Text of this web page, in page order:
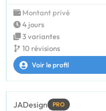
Montant privé
4 jours
3 variantes
10 révisions
Voir le profil
JADesign PRO